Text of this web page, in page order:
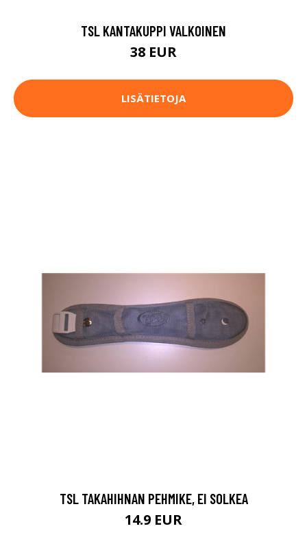
TSL KANTAKUPPI VALKOINEN
38 EUR
LISÄTIETOJA
TSL TAKAHIHNAN PEHMIKE, EI SOLKEA
14.9 EUR